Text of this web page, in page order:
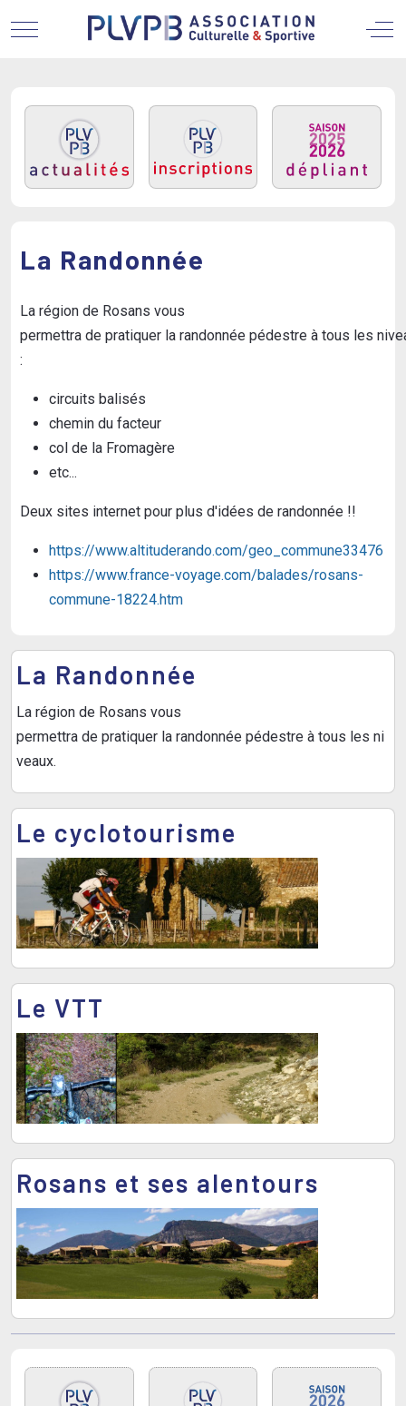
Mobile Menu Toggle Off-
La Randonnée
La région de Rosans vous
permettra de pratiquer la randonnée pédestre à tous les
:
circuits balisés
chemin du facteur
col de la Fromagère
etc...
Deux sites internet pour plus d'idées de randonnée !!
https://www.altituderando.com/geo_commune33476
https://www.france-voyage.com/balades/rosans-
commune-18224.htm
La Randonnée
La région de Rosans vous
permettra de pratiquer la randonnée pédestre à tous les ni
veaux.
Le cyclotourisme
Le VTT
Rosans et ses alentours